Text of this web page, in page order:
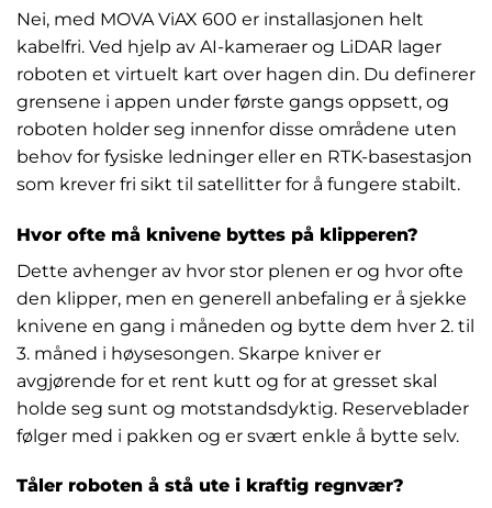
Nei, med MOVA ViAX 600 er installasjonen helt
kabelfri. Ved hjelp av AI-kameraer og LiDAR lager
roboten et virtuelt kart over hagen din. Du definerer
grensene i appen under første gangs oppsett, og
roboten holder seg innenfor disse områdene uten
behov for fysiske ledninger eller en RTK-basestasjon
som krever fri sikt til satellitter for å fungere stabilt.
Hvor ofte må knivene byttes på klipperen?
Dette avhenger av hvor stor plenen er og hvor ofte
den klipper, men en generell anbefaling er å sjekke
knivene en gang i måneden og bytte dem hver 2. til
3. måned i høysesongen. Skarpe kniver er
avgjørende for et rent kutt og for at gresset skal
holde seg sunt og motstandsdyktig. Reserveblader
følger med i pakken og er svært enkle å bytte selv.
Tåler roboten å stå ute i kraftig regnvær?